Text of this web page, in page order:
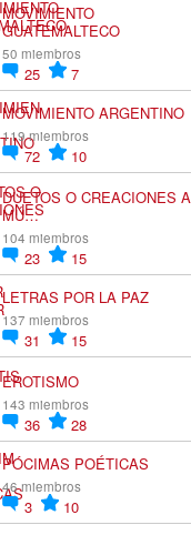
MOVIMIENTO
GUATEMALTECO
50 miembros
25
7
MOVIMIENTO ARGENTINO
119 miembros
72
10
DUETOS O CREACIONES A
MÚ…
104 miembros
23
15
LETRAS POR LA PAZ
137 miembros
31
15
EROTISMO
143 miembros
36
28
PÓCIMAS POÉTICAS
46 miembros
3
10